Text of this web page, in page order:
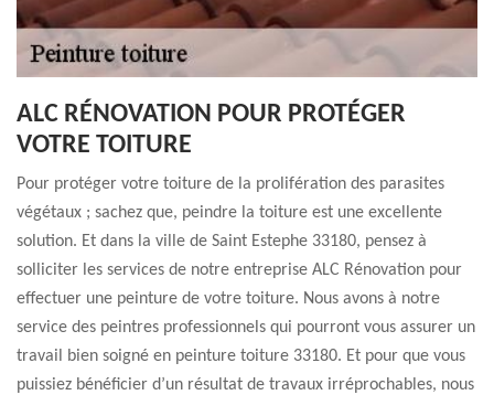
ALC RÉNOVATION POUR PROTÉGER
VOTRE TOITURE
Pour protéger votre toiture de la prolifération des parasites
végétaux ; sachez que, peindre la toiture est une excellente
solution. Et dans la ville de Saint Estephe 33180, pensez à
solliciter les services de notre entreprise ALC Rénovation pour
effectuer une peinture de votre toiture. Nous avons à notre
service des peintres professionnels qui pourront vous assurer un
travail bien soigné en peinture toiture 33180. Et pour que vous
puissiez bénéficier d’un résultat de travaux irréprochables, nous